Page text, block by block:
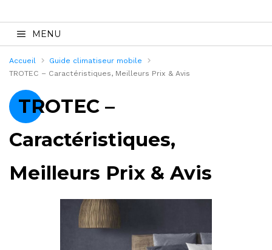
MENU
Accueil
Guide climatiseur mobile
TROTEC – Caractéristiques, Meilleurs Prix & Avis
TROTEC –
Caractéristiques,
Meilleurs Prix & Avis